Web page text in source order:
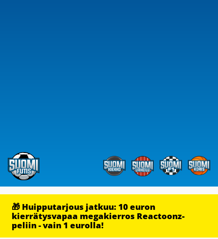
🎁 Huipputarjous jatkuu: 10 euron
kierrätysvapaa megakierros Reactoonz-
peliin - vain 1 eurolla!